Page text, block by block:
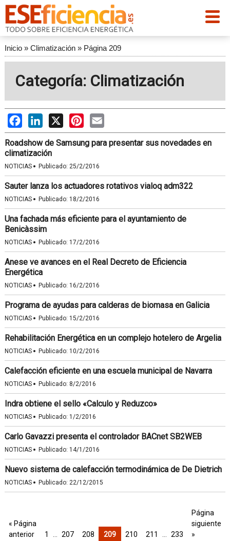
Inicio» Climatización» Página 209
Categoría: Climatización
FacebookLinkedIn
X PinterestEmail
Roadshow de Samsung para presentar sus novedades en
climatización
NOTICIAS · Publicado: 25/2/2016
Sauter lanza los actuadores rotativos vialoq adm322
NOTICIAS · Publicado: 18/2/2016
Una fachada más eficiente para el ayuntamiento de
Benicàssim
NOTICIAS · Publicado: 17/2/2016
Anese ve avances en el Real Decreto de Eficiencia
Energética
NOTICIAS · Publicado: 16/2/2016
Programa de ayudas para calderas de biomasa en Galicia
NOTICIAS · Publicado: 15/2/2016
Rehabilitación Energética en un complejo hotelero de Argelia
NOTICIAS · Publicado: 10/2/2016
Calefacción eficiente en una escuela municipal de Navarra
NOTICIAS · Publicado: 8/2/2016
Indra obtiene el sello «Calculo y Reduzco»
NOTICIAS · Publicado: 1/2/2016
Carlo Gavazzi presenta el controlador BACnet SB2WEB
NOTICIAS · Publicado: 14/1/2016
Nuevo sistema de calefacción termodinámica de De Dietrich
NOTICIAS · Publicado: 22/12/2015
« Página
anterior
1 207 208 209 210 211 233
Página
siguiente
»